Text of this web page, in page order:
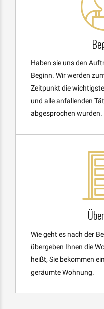
Haben sie uns den
Beginn. Wir werden
Zeitpunkt die
und alle anfallenden
abgesprochen wurden.
Wie geht es nach der
übergeben Ihnen die
heißt, Sie bekommen
geräumte Wohnung.